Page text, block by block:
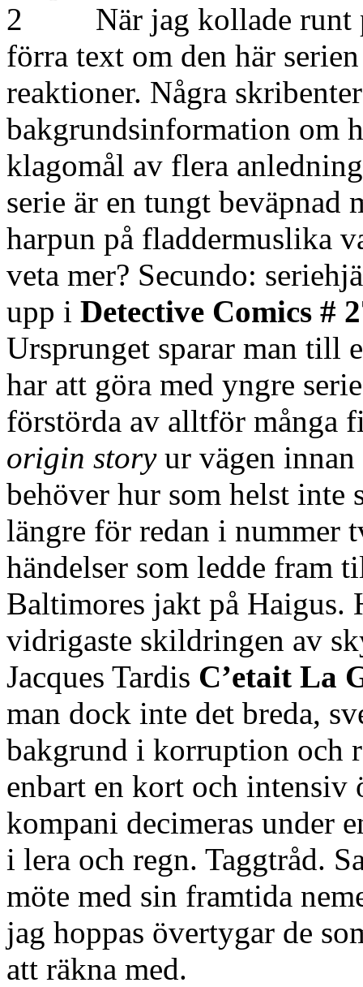
När jag kollade runt
förra text om den här
reaktioner. Några
bakgrundsinformation om
klagomål av flera
serie är en tungt beväpnad
harpun på fladdermuslika
veta mer? Secundo:
upp i Detective Comics #
Ursprunget sparar man till
har att göra med yngre
förstörda av alltför många
origin storyur vägen innan
behöver hur som helst inte
längre för redan i nummer
händelser som ledde fram
Baltimores jakt på Haigus.
vidrigaste skildringen av
Jacques Tardis C’etait La
man dock inte det breda,
bakgrund i korruption och
enbart en kort och
kompani decimeras under
i lera och regn. Taggtråd.
möte med sin framtida
jag hoppas övertygar de
att räkna med.